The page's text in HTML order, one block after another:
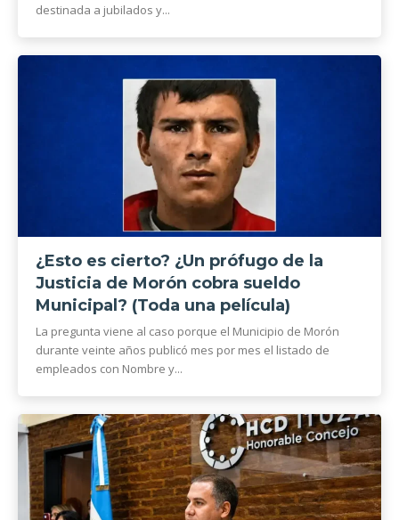
destinada a jubilados y...
¿Esto es cierto? ¿Un prófugo de la
Justicia de Morón cobra sueldo
Municipal? (Toda una película)
La pregunta viene al caso porque el Municipio de Morón
durante veinte años publicó mes por mes el listado de
empleados con Nombre y...